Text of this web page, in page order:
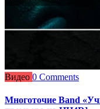
Видео 0 Comments
Многоточие Band